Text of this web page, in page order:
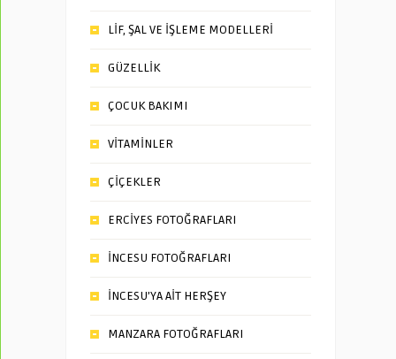
LİF, ŞAL VE İŞLEME MODELLERİ
GÜZELLİK
ÇOCUK BAKIMI
VİTAMİNLER
ÇİÇEKLER
ERCİYES FOTOĞRAFLARI
İNCESU FOTOĞRAFLARI
İNCESU’YA AİT HERŞEY
MANZARA FOTOĞRAFLARI